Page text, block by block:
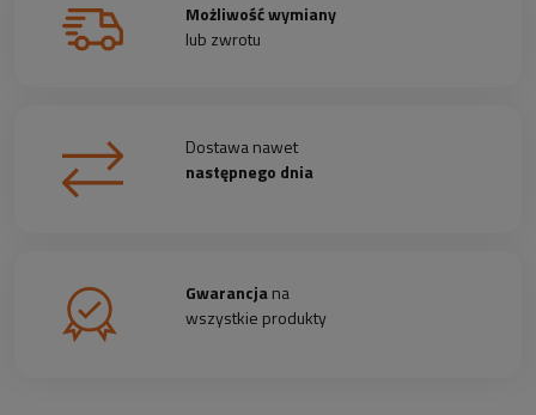
Możliwość wymiany
lub zwrotu
Dostawa nawet
następnego dnia
Gwarancjana
wszystkie produkty